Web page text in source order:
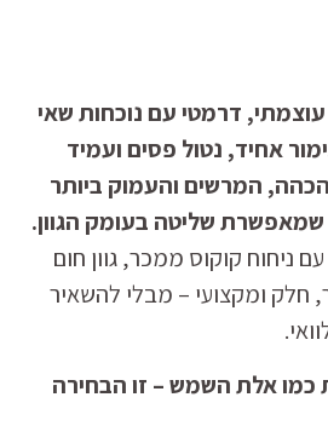
דרמטי עם נוכחות שאי
אחיד, נטול פסים ועמיד
הכהה, המרשים והעמוק ביותר
שליטה בעומק הגוון.
ניחוח קוקוס ממכר, גוון חום
חלק ומקצועי – מבלי להשאיר
כמו אלת השמש – זו הבחירה